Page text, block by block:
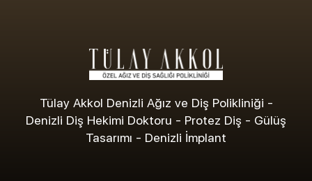
Tülay Akkol Denizli Ağız ve Diş Polikliniği -
Denizli Diş Hekimi Doktoru - Protez Diş - Gülüş
Tasarımı - Denizli İmplant